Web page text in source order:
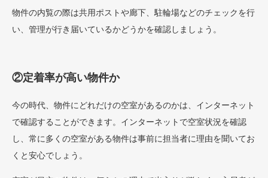
物件の内覧の際は共用ポストや廊下、駐輪場などのチェックを行
い、管理が行き届いているかどうかを確認しましょう。
②定着率が高い物件か
今の時代、物件にどれだけの空室があるのかは、インターネット
で確認することができます。インターネットで空室状況を確認
し、常に多くの空室がある物件は事前に担当者に理由を聞いてお
くと安心でしょう。